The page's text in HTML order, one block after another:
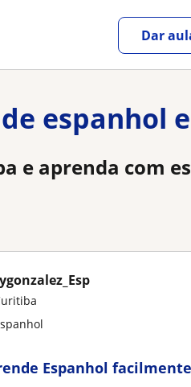
Dar
espanhol
e aprenda com
Espanhol facilmente